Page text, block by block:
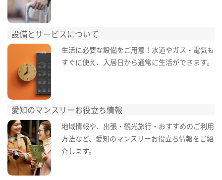
設備とサービスについて
生活に必要な設備をご用意！水道やガス・電気も
すぐに使え、入居日から通常に生活ができます。
愛知のマンスリーお役立ち情報
地域情報や、出張・観光旅行・おすすめのご利用
方法など、愛知のマンスリーお役立ち情報をご紹
介します。